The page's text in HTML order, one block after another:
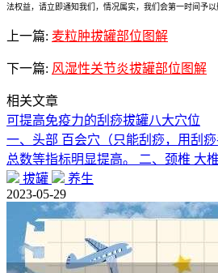
法权益，请立即通知我们，情况属实，我们会第一时间予以
上一篇: 麦粒肿拔罐部位图解
下一篇: 风湿性关节炎拔罐部位图解
相关文章
可提高免疫力的刮痧拔罐八大穴位
一、头部 百会穴（只能刮痧，用刮
总数等指标明显提高。 二、颈椎 大
拔罐
养生
2023-05-29